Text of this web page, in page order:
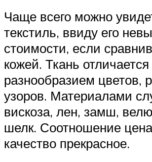
Чаще всего можно
текстиль, ввиду его
стоимости, если
кожей. Ткань отличается
разнообразием цветов,
узоров. Материалами
вискоза, лен, замш,
шелк. Соотношение
качество прекрасное.